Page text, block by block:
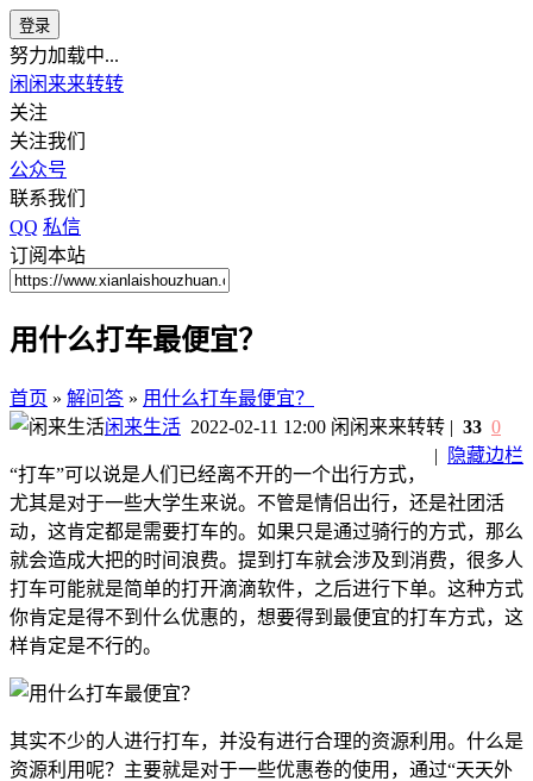
登录
努力加载中...
闲闲来来转转
关注
关注我们
公众号
联系我们
QQ 私信
订阅本站
用什么打车最便宜？
首页 » 解问答 » 用什么打车最便宜？
闲来生活 2022-02-11 12:00 闲闲来来转转
|
隐藏边栏
| 33 0
“打车”可以说是人们已经离不开的一个出行方式，
尤其是对于一些大学生来说。不管是情侣出行，还是社团活
动，这肯定都是需要打车的。如果只是通过骑行的方式，那么
就会造成大把的时间浪费。提到打车就会涉及到消费，很多人
打车可能就是简单的打开滴滴软件，之后进行下单。这种方式
你肯定是得不到什么优惠的，想要得到最便宜的打车方式，这
样肯定是不行的。
其实不少的人进行打车，并没有进行合理的资源利用。什么是
资源利用呢？主要就是对于一些优惠卷的使用，通过“天天外